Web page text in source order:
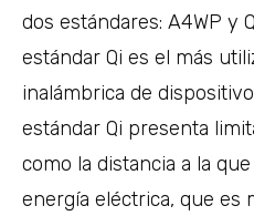
dos estándares: A4WP y
estándar Qi es el más
inalámbrica de
estándar Qi presenta
como la distancia a la
energía eléctrica, que es